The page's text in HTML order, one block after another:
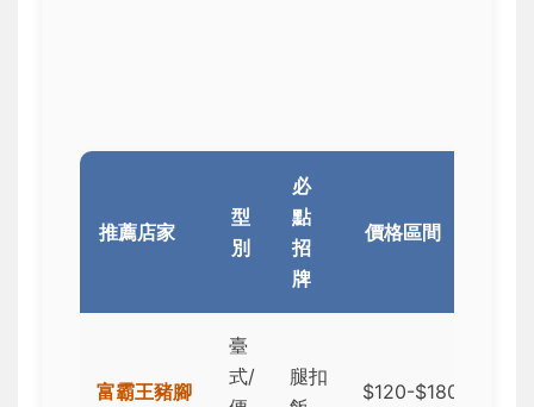
推薦店家
型
別
必
點
招
牌
價格區間
富霸王豬腳
臺
式/
腿扣
$120-$180